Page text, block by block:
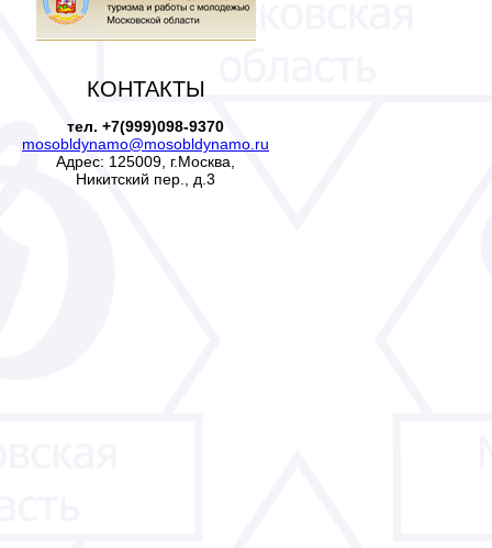
КОНТАКТЫ
тел. +7(999)098-9370
mosobldynamo@mosobldynamo.ru
Адрес: 125009, г.Москва,
Никитский пер., д.3